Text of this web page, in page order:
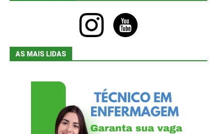
instagram youtube
AS MAIS LIDAS